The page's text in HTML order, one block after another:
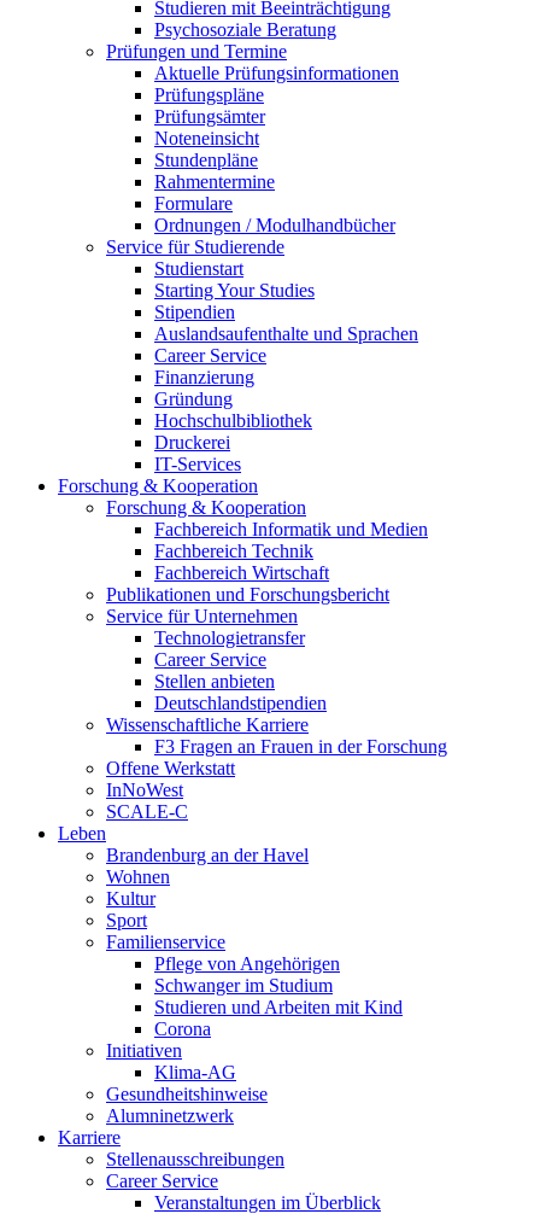
Studieren mit Beeinträchtigung
Psychosoziale Beratung
Prüfungen und Termine
Aktuelle Prüfungsinformationen
Prüfungspläne
Prüfungsämter
Noteneinsicht
Stundenpläne
Rahmentermine
Formulare
Ordnungen / Modulhandbücher
Service für Studierende
Studienstart
Starting Your Studies
Stipendien
Auslandsaufenthalte und Sprachen
Career Service
Finanzierung
Gründung
Hochschulbibliothek
Druckerei
IT-Services
Forschung & Kooperation
Forschung & Kooperation
Fachbereich Informatik und Medien
Fachbereich Technik
Fachbereich Wirtschaft
Publikationen und Forschungsbericht
Service für Unternehmen
Technologietransfer
Career Service
Stellen anbieten
Deutschlandstipendien
Wissenschaftliche Karriere
F3 Fragen an Frauen in der Forschung
Offene Werkstatt
InNoWest
SCALE-C
Leben
Brandenburg an der Havel
Wohnen
Kultur
Sport
Familienservice
Pflege von Angehörigen
Schwanger im Studium
Studieren und Arbeiten mit Kind
Corona
Initiativen
Klima-AG
Gesundheitshinweise
Alumninetzwerk
Karriere
Stellenausschreibungen
Career Service
Veranstaltungen im Überblick